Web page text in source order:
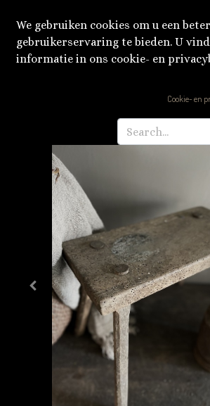
We gebruiken cookies om u een
gebruikerservaring te bieden. U
informatie in ons cookie- en
Cookie- en